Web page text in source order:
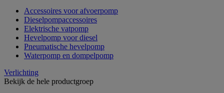
Accessoires voor afvoerpomp
Dieselpompaccessoires
Elektrische vatpomp
Hevelpomp voor diesel
Pneumatische hevelpomp
Waterpomp en dompelpomp
Verlichting
Bekijk de hele productgroep